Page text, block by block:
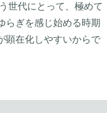
世代にとって、極めて
らぎを感じ始める時期
顕在化しやすいからで